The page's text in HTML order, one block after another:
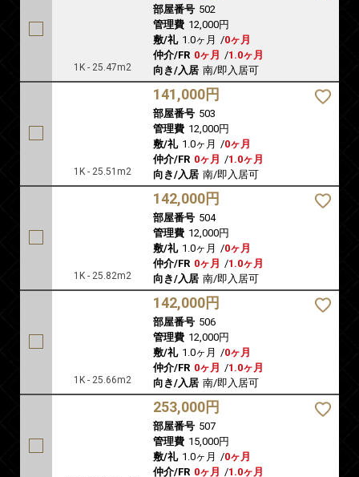
1K - 25.47m2
部屋番号 502
管理費 12,000円
敷/礼 1.0ヶ月 /0ヶ月
仲介/FR 0ヶ月 /1.0ヶ月
向き/入居 南/即入居可
1K - 25.51m2
141,000円
部屋番号 503
管理費 12,000円
敷/礼 1.0ヶ月 /0ヶ月
仲介/FR 0ヶ月 /1.0ヶ月
向き/入居 南/即入居可
1K - 25.82m2
142,000円
部屋番号 504
管理費 12,000円
敷/礼 1.0ヶ月 /0ヶ月
仲介/FR 0ヶ月 /1.0ヶ月
向き/入居 南/即入居可
1K - 25.66m2
142,000円
部屋番号 506
管理費 12,000円
敷/礼 1.0ヶ月 /0ヶ月
仲介/FR 0ヶ月 /1.0ヶ月
向き/入居 南/即入居可
253,000円
部屋番号 507
管理費 15,000円
敷/礼 1.0ヶ月 /0ヶ月
仲介/FR 0ヶ月 /1.0ヶ月